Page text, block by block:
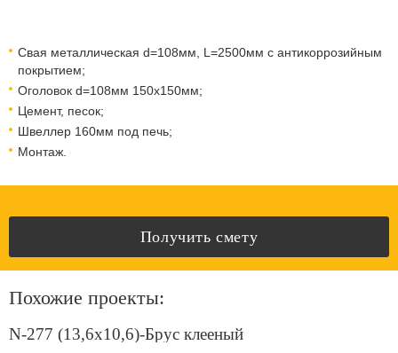
Свая металлическая d=108мм, L=2500мм с антикоррозийным
покрытием;
Оголовок d=108мм 150x150мм;
Цемент, песок;
Швеллер 160мм под печь;
Монтаж.
Получить смету
Похожие проекты:
N-277 (13,6x10,6)-Брус клееный